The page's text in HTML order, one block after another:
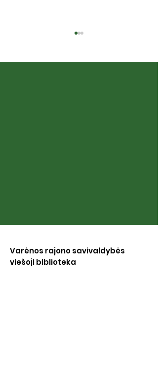
Varėnos rajono savivaldybės
viešoji biblioteka